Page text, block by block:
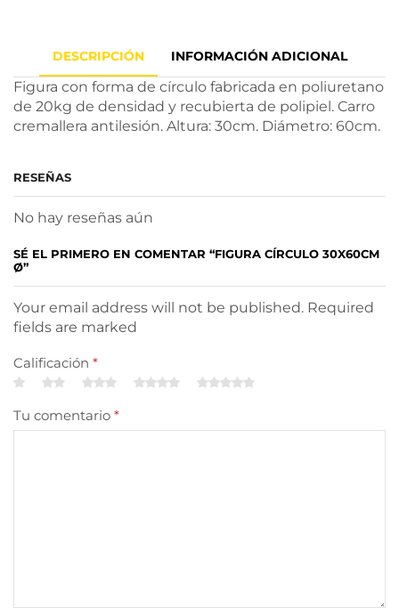
DESCRIPCIÓN INFORMACIÓN ADICIONAL
Figura con forma de círculo fabricada en poliuretano
de 20kg de densidad y recubierta de polipiel. Carro
cremallera antilesión. Altura: 30cm. Diámetro: 60cm.
RESEÑAS
No hay reseñas aún
SÉ EL PRIMERO EN COMENTAR “FIGURA CÍRCULO 30X60CM
Ø”
Your email address will not be published. Required
fields are marked
Calificación *
Tu comentario *